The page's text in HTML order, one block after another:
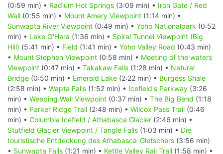
(0:59 min) • Radium Hot Springs (3:09 min) • Iron Gate / Red
Wall (0:55 min) • Mount Amery Viewpoint (1:14 min) •
Sunwapta River Viewpoint (0:49 min) • Yoho Nationalpark (0:52
min) • Lake O'Hara (1:36 min) • Spiral Tunnel Viewpoint (Big
Hill) (5:41 min) • Field (1:41 min) • Yoho Valley Road (0:43 min)
• Mount Stephen Viewpoint (0:58 min) • Meeting of the waters
Viewpoint (0:47 min) • Takakaw Falls (1:28 min) • Natural
Bridge (0:50 min) • Emerald Lake (2:22 min) • Burgess Shale
(2:58 min) • Wapta Falls (1:52 min) • Icefield's Parkway (3:26
min) • Weeping Wall Viewpoint (0:37 min) • The Big Bend (1:18
min) • Parker Ridge Trail (2:48 min) • Wilcox Pass Trail (0:46
min) • Columbia Icefield / Athabasca Glacier (2:46 min) •
Stutfield Glacier Viewpoint / Tangle Falls (1:03 min) • Die
touristische Entdeckung des Athabasca-Gletschers (3:56 min)
• Sunwapta Falls (1:21 min) • Kettle Valley Rail Trail (1:58 min) •